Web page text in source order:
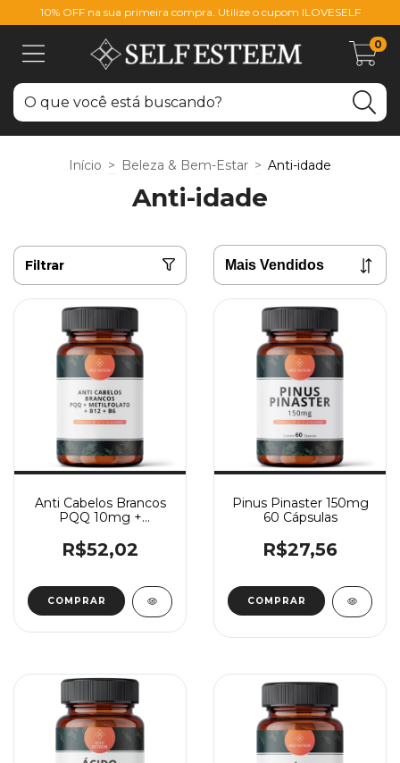
10% OFF na sua primeira compra. Utilize o cupom ILOVESELF
0
Início > Beleza & Bem-Estar > Anti-idade
Anti-idade
Filtrar
Anti Cabelos Brancos
PQQ 10mg +
+ B12 1000mcg + B6
15mg
R$52,02
COMPRAR
Pinus Pinaster 150mg
60 Cápsulas
R$27,56